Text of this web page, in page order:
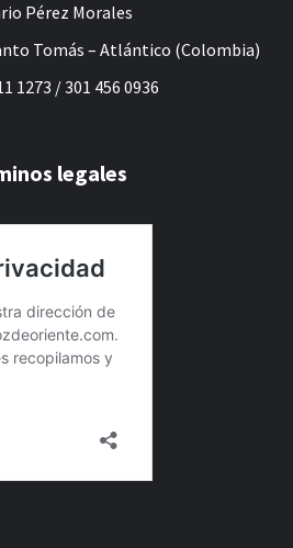
Pérez Morales
Tomás – Atlántico (Colombia)
1273 / 301 456 0936
legales